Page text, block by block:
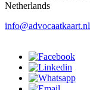
Netherlands
info@advocaatkaart.nl